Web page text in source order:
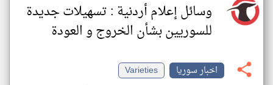
وسائل إعلام أردنية : تسهيلات جديدة
للسوريين بشأن الخروج و العودة
اخبار سوريا
Varieties